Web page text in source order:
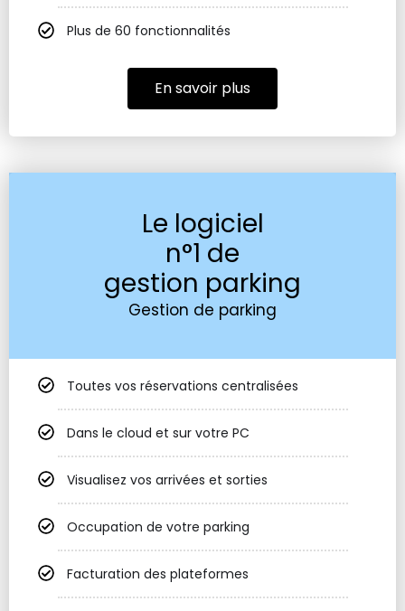
Plus de 60 fonctionnalités
En savoir plus
Le logiciel
n°1 de
gestion parking
Gestion de parking
Toutes vos réservations centralisées
Dans le cloud et sur votre PC
Visualisez vos arrivées et sorties
Occupation de votre parking
Facturation des plateformes